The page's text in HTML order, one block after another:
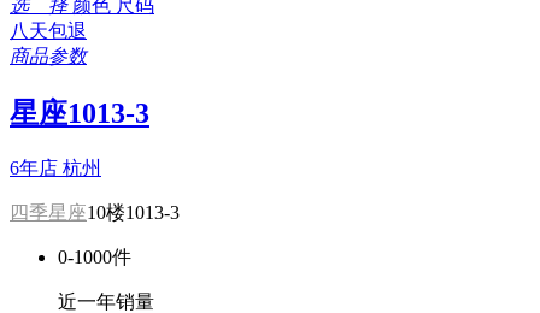
选 择 颜色 尺码
八天包退
商品参数
星座1013-3
6年店 杭州
四季星座10楼1013-3
0-1000件
近一年销量